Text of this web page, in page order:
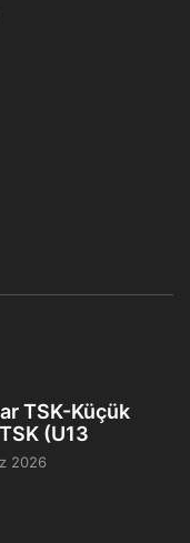
TSK-Küçük
(U13
2026